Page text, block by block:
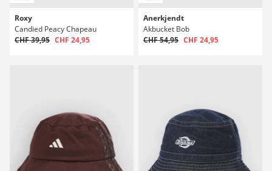
Roxy
Candied Peacy Chapeau
CHF 39,95 CHF 24,95
Anerkjendt
Akbucket Bob
CHF 54,95 CHF 24,95